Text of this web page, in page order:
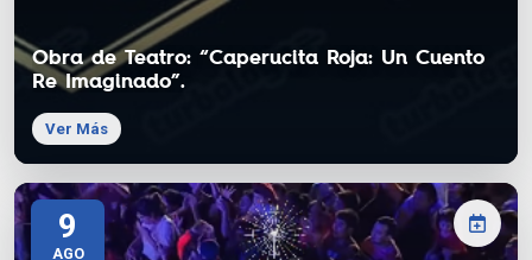
Obra de Teatro: “Caperucita Roja: Un Cuento
Re Imaginado”.
Ver Más
9
AGO